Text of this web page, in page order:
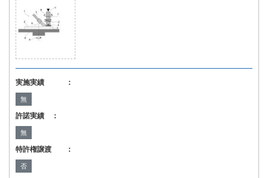
実施実績 ：
無
許諾実績 ：
無
特許権譲渡 ：
否